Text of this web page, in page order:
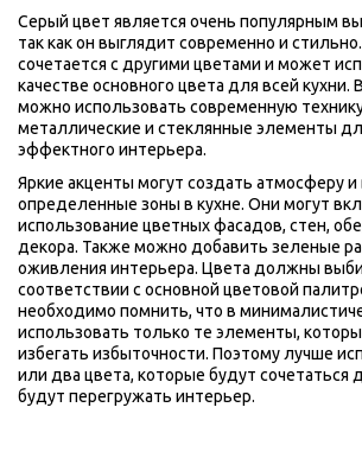
Серый цвет является очень популярным
так как он выглядит современно и
сочетается с другими цветами и может
качестве основного цвета для всей кухни.
можно использовать современную
металлические и стеклянные элементы
эффектного интерьера.
Яркие акценты могут создать атмосферу
определенные зоны в кухне. Они могут
использование цветных фасадов, стен,
декора. Также можно добавить зеленые
оживления интерьера. Цвета должны
соответствии с основной цветовой
необходимо помнить, что в
использовать только те элементы,
избегать избыточности. Поэтому лучше
или два цвета, которые будут сочетаться
будут перегружать интерьер.